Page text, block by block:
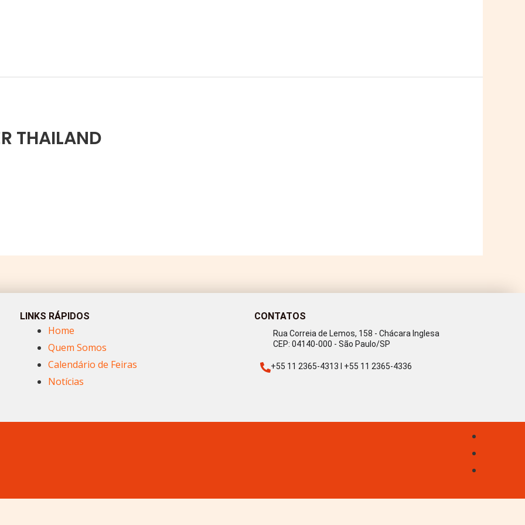
THAILAND
LINKS RÁPIDOS
Home
Quem Somos
Calendário de Feiras
Notícias
CONTATOS
Rua Correia de Lemos, 158 - Chácara Inglesa
CEP: 04140-000 - São Paulo/SP
+55 11 2365-4313 I +55 11 2365-4336